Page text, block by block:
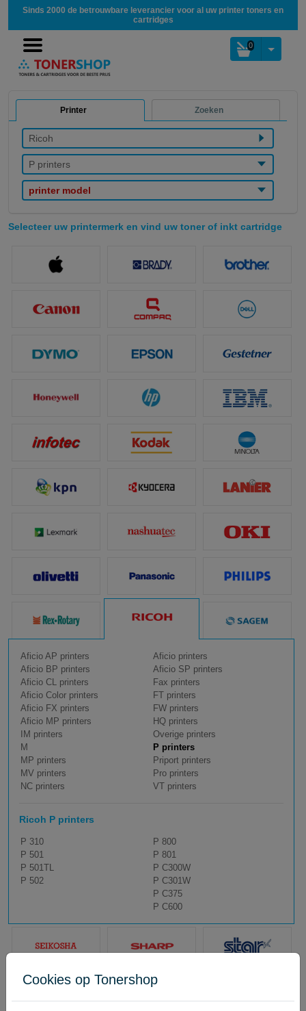
Sinds 2000 de betrouwbare leverancier voor al uw printer toners en
cartridges
0
Printer Zoeken
Ricoh
P printers
printer model
Selecteer uw printermerk en vind uw toner of inkt cartridge
Aficio AP printers
Aficio BP printers
Aficio CL printers
Aficio Color printers
Aficio FX printers
Aficio MP printers
Aficio printers
Aficio SP printers
Fax printers
FT printers
FW printers
HQ printers
IM printers
M
MP printers
MV printers
NC printers
Overige printers
P printers
Priport printers
Pro printers
VT printers
Ricoh P printers
P 310
P 501
P 501TL
P 502
P 800
P 801
P C300W
P C301W
P C375
P C600
Cookies op Tonershop